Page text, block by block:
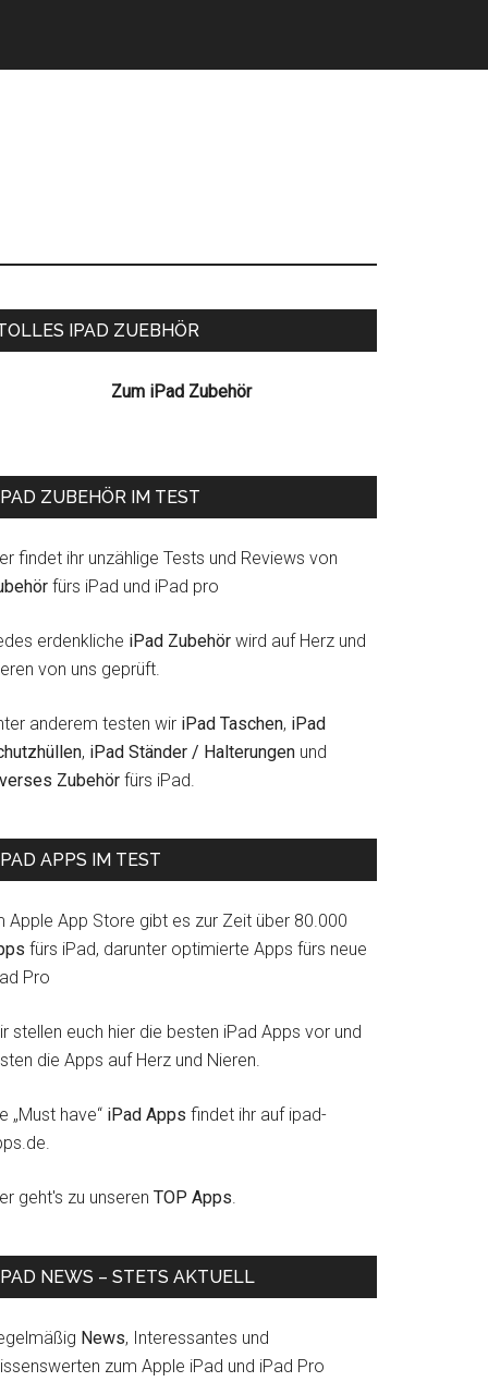
IPAD ZUEBHÖR
Zum iPad Zubehör
ZUBEHÖR IM TEST
findet ihr unzählige Tests und Reviews von
fürs iPad und iPad pro
erdenkliche iPad Zubehör wird auf Herz und
von uns geprüft.
anderem testen wir iPad Taschen, iPad
, iPad Ständer / Halterungen und
Zubehör fürs iPad.
APPS IM TEST
Apple App Store gibt es zur Zeit über 80.000
fürs iPad, darunter optimierte Apps fürs neue
Pro
stellen euch hier die besten iPad Apps vor und
die Apps auf Herz und Nieren.
„Must have“ iPad Apps findet ihr auf ipad-
geht's zu unseren TOP Apps.
NEWS – STETS AKTUELL
News, Interessantes und
zum Apple iPad und iPad Pro